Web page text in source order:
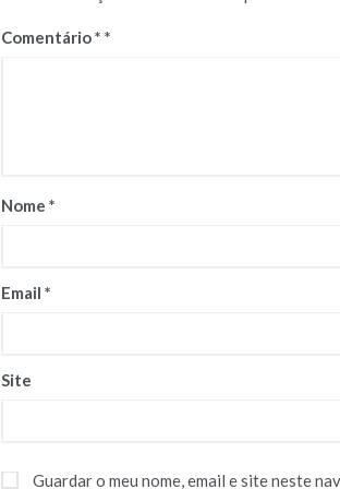
Comentário*
Nome *
Email *
Site
Guardar o meu nome, email e site neste